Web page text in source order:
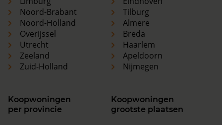
Noord-Brabant
Noord-Holland
Overijssel
Utrecht
Zeeland
Zuid-Holland
Tilburg
Almere
Breda
Haarlem
Apeldoorn
Nijmegen
Koopwoningen
per provincie
Koopwoningen
grootste plaatsen